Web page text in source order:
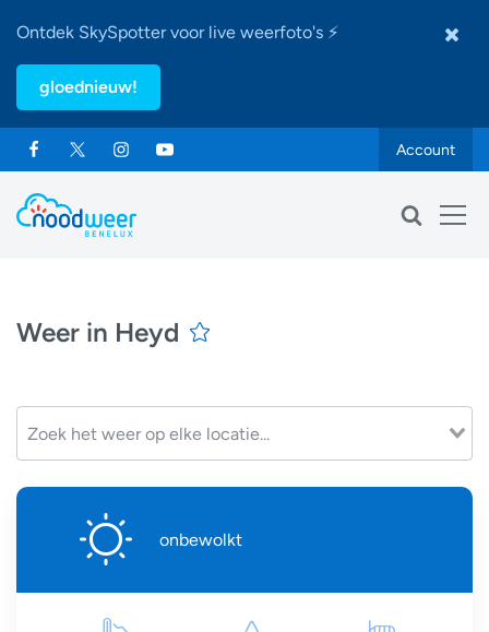
Ontdek SkySpotter voor live weerfoto's ⚡
gloednieuw!
Account
Weer in Heyd
onbewolkt